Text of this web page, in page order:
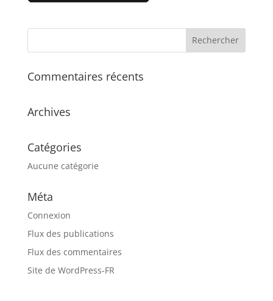
Commentaires récents
Archives
Catégories
Aucune catégorie
Méta
Connexion
Flux des publications
Flux des commentaires
Site de WordPress-FR